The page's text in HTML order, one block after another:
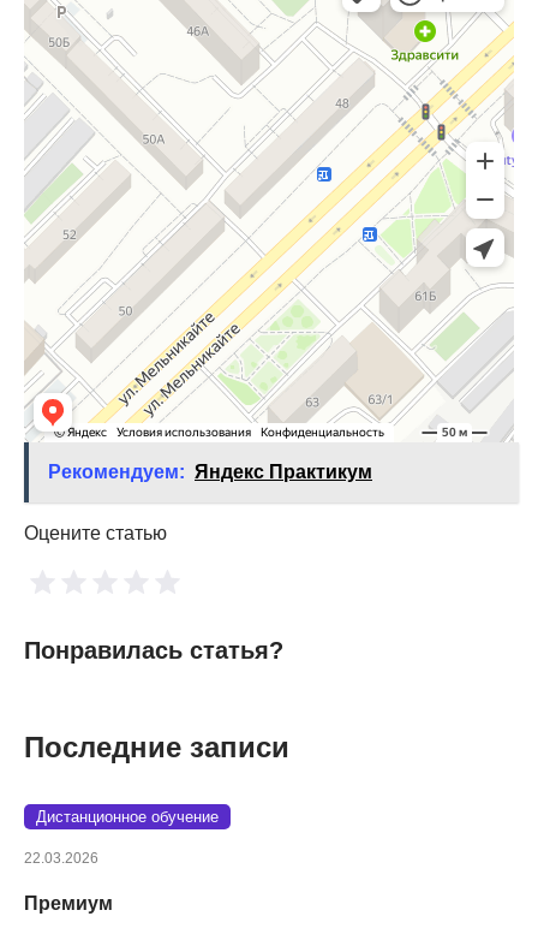
Рекомендуем: Яндекс Практикум
Оцените статью
Понравилась статья?
Последние записи
Дистанционное обучение
22.03.2026
Премиум